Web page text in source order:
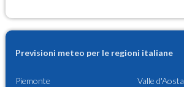
Previsioni meteo per le regioni italiane
Piemonte Valle d'Aosta